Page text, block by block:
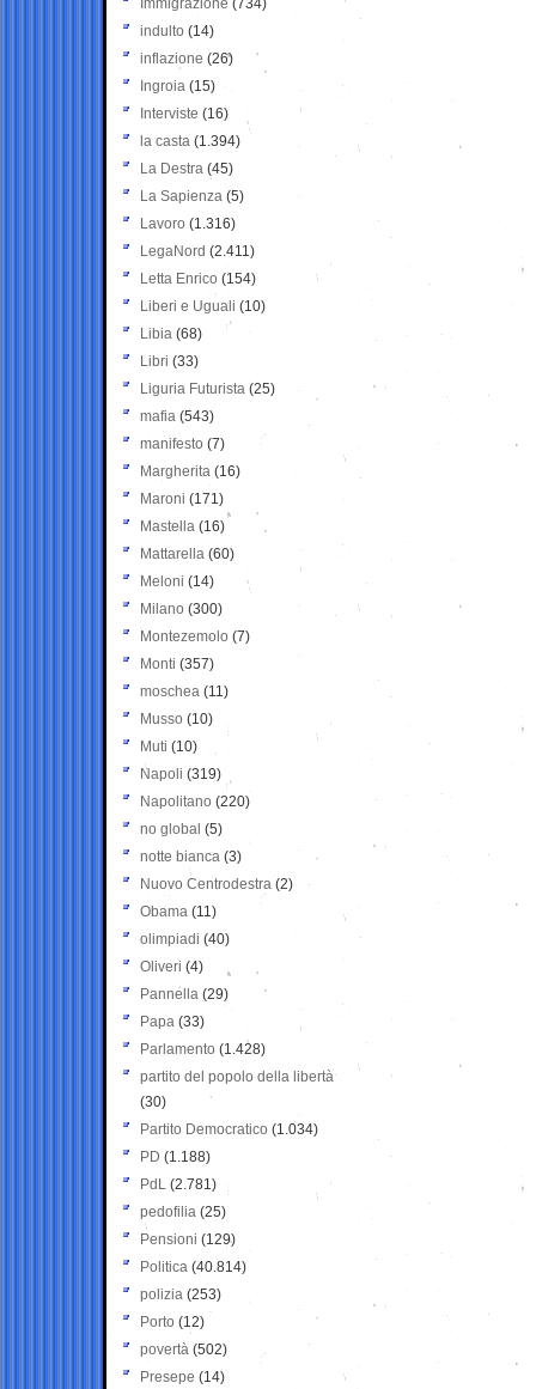
Immigrazione (734)
indulto (14)
inflazione (26)
Ingroia (15)
Interviste (16)
la casta (1.394)
La Destra (45)
La Sapienza (5)
Lavoro (1.316)
LegaNord (2.411)
Letta Enrico (154)
Liberi e Uguali (10)
Libia (68)
Libri (33)
Liguria Futurista (25)
mafia (543)
manifesto (7)
Margherita (16)
Maroni (171)
Mastella (16)
Mattarella (60)
Meloni (14)
Milano (300)
Montezemolo (7)
Monti (357)
moschea (11)
Musso (10)
Muti (10)
Napoli (319)
Napolitano (220)
no global (5)
notte bianca (3)
Nuovo Centrodestra (2)
Obama (11)
olimpiadi (40)
Oliveri (4)
Pannella (29)
Papa (33)
Parlamento (1.428)
partito del popolo della libertà
(30)
Partito Democratico (1.034)
PD (1.188)
PdL (2.781)
pedofilia (25)
Pensioni (129)
Politica (40.814)
polizia (253)
Porto (12)
povertà (502)
Presepe (14)